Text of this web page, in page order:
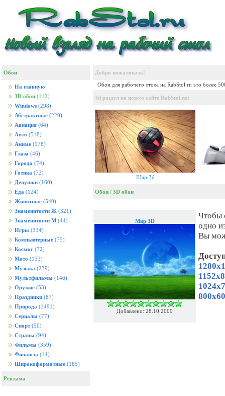
Обои
На главную
3D обои (112)
Windows (298)
Абстрактные (220)
Авиация (64)
Авто (518)
Аниме (178)
Глаза (46)
Города (74)
Готика (72)
Девушки (160)
Еда (124)
Животные (540)
Знаменитости Ж (321)
Знаменитости М (44)
Игры (334)
Компьютерные (75)
Космос (72)
Мото (133)
Музыка (239)
Мультфильмы (146)
Оружие (53)
Праздники (87)
Природа (1491)
Сериалы (77)
Спорт (50)
Страны (94)
Фильмы (359)
Финансы (14)
Широкоформатные (185)
Реклама
Добро пожаловать!
Обои для рабочего стола на RabStol.ru это более
3d раздел на новом сайте RabStol.net
Шар 3d
Обои / 3D обои
Мир 3D
Добавлено: 28.10.2009
Чтобы
одно
Вы